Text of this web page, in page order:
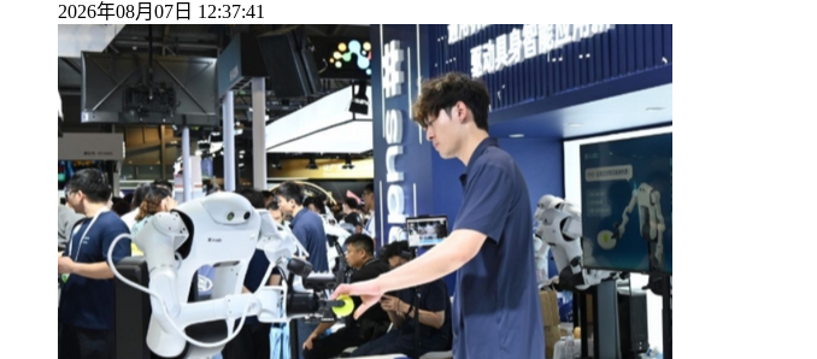
2026年08月07日 12:37:41